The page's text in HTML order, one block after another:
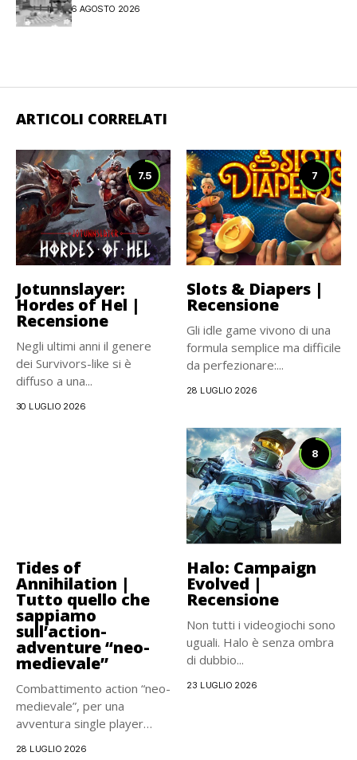
6 AGOSTO 2026
ARTICOLI CORRELATI
7.5
Jotunnslayer:
Hordes of Hel |
Recensione
Negli ultimi anni il genere
dei Survivors-like si è
diffuso a una...
30 LUGLIO 2026
7
Slots & Diapers |
Recensione
Gli idle game vivono di una
formula semplice ma difficile
da perfezionare:...
28 LUGLIO 2026
Tides of
Annihilation |
Tutto quello che
sappiamo
sull’action-
adventure “neo-
medievale”
Combattimento action “neo-
medievale”, per una
avventura single player
28 LUGLIO 2026
8
Halo: Campaign
Evolved |
Recensione
Non tutti i videogiochi sono
uguali. Halo è senza ombra
di dubbio...
23 LUGLIO 2026